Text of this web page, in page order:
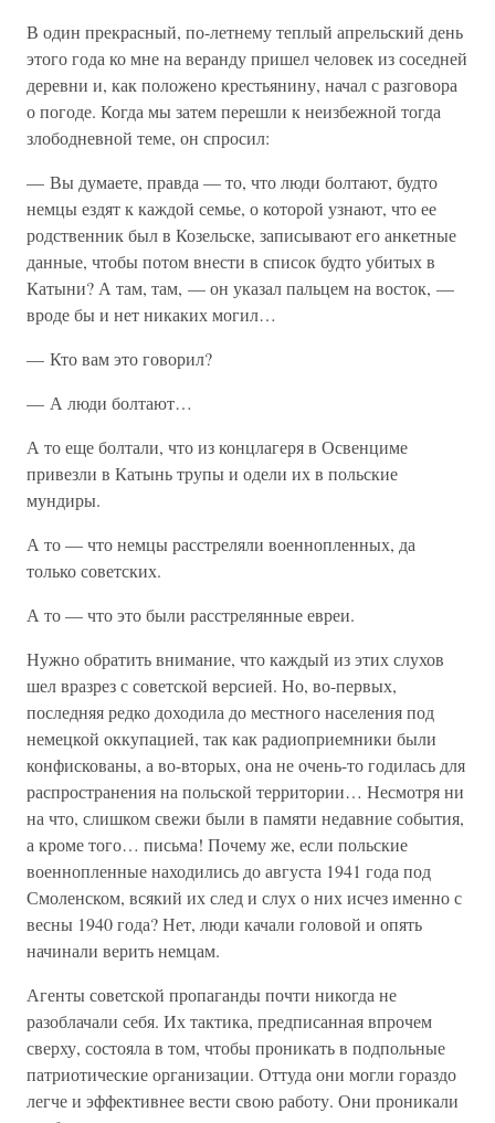
В один прекрасный, по-летнему теплый апрельский день
этого года ко мне на веранду пришел человек из соседней
деревни и, как положено крестьянину, начал с разговора
о погоде. Когда мы затем перешли к неизбежной тогда
злободневной теме, он спросил:
— Вы думаете, правда — то, что люди болтают, будто
немцы ездят к каждой семье, о которой узнают, что ее
родственник был в Козельске, записывают его анкетные
данные, чтобы потом внести в список будто убитых в
Катыни? А там, там, — он указал пальцем на восток, —
вроде бы и нет никаких могил…
— Кто вам это говорил?
— А люди болтают…
А то еще болтали, что из концлагеря в Освенциме
привезли в Катынь трупы и одели их в польские
мундиры.
А то — что немцы расстреляли военнопленных, да
только советских.
А то — что это были расстрелянные евреи.
Нужно обратить внимание, что каждый из этих слухов
шел вразрез с советской версией. Но, во-первых,
последняя редко доходила до местного населения под
немецкой оккупацией, так как радиоприемники были
конфискованы, а во-вторых, она не очень-то годилась для
распространения на польской территории… Несмотря ни
на что, слишком свежи были в памяти недавние события,
а кроме того… письма! Почему же, если польские
военнопленные находились до августа 1941 года под
Смоленском, всякий их след и слух о них исчез именно с
весны 1940 года? Нет, люди качали головой и опять
начинали верить немцам.
Агенты советской пропаганды почти никогда не
разоблачали себя. Их тактика, предписанная впрочем
сверху, состояла в том, чтобы проникать в подпольные
патриотические организации. Оттуда они могли гораздо
легче и эффективнее вести свою работу. Они проникали